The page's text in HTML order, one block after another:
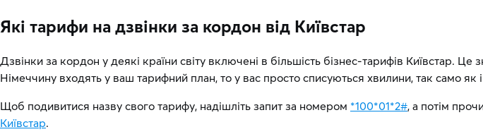
Які тарифи на дзвінки за кордон від Київстар
Дзвінки за кордон у деякі країни світу включені в більшість бізнес-тарифів Київстар.
Німеччину входять у ваш тарифний план, то у вас просто списуються хвилини, так само як і
Щоб подивитися назву свого тарифу, надішліть запит за номером *100*01*2#, а потім
Київстар.